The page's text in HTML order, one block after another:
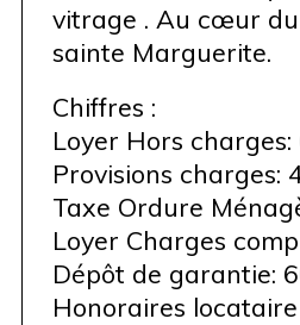
vitrage . Au cœur
sainte Marguerite.
Chiffres :
Loyer Hors
Provisions charges:
Taxe Ordure
Loyer Charges
Dépôt de garantie:
Honoraires